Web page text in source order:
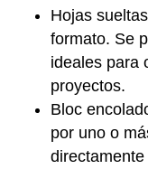
Hojas
formato. Se
ideales para
proyectos.
Bloc
por uno o